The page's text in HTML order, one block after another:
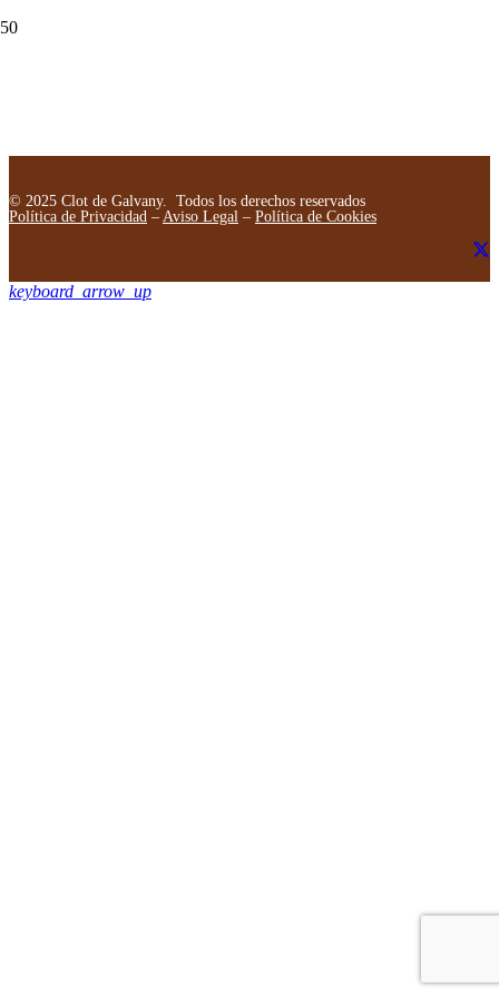
© 2025 Clot de Galvany. Todos los derechos reservados
Política de Privacidad – Aviso Legal – Política de Cookies
keyboard_arrow_up